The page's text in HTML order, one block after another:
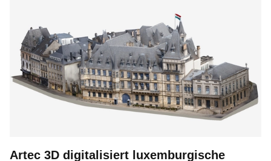
Artec 3D digitalisiert luxemburgische